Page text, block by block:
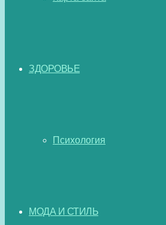
ЗДОРОВЬЕ
Психология
МОДА И СТИЛЬ